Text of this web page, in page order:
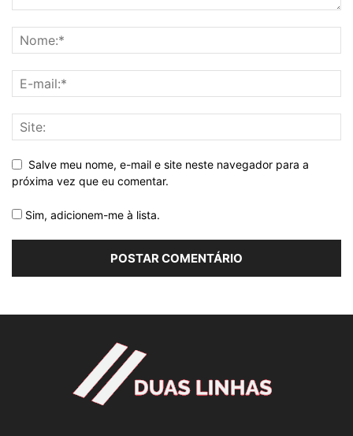
Salve meu nome, e-mail e site neste navegador para a
próxima vez que eu comentar.
Sim, adicionem-me à lista.